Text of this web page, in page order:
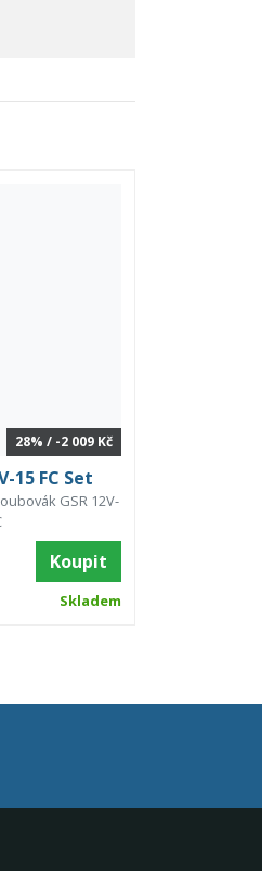
28% / -2 009 Kč
15 FC Set
GSR 12V-
Koupit
Skladem